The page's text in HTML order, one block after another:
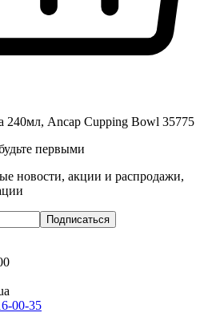
240мл, Ancap Cupping Bowl 35775
первыми
новости, акции и распродажи,
Подписаться
00-35